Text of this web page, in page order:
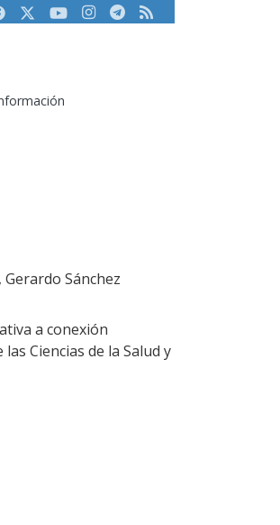
FacebookTwitterYoutubeInstagram
Telegram
RSS
Sánchez
a conexión
Ciencias de la Salud y